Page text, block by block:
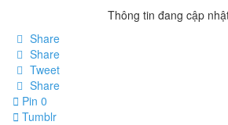
Thông tin đang cập
Share
Share
Tweet
Share
Pin 0
Tumblr